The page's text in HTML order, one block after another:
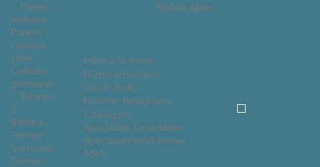
Rhône Alpes
Pâtes à la ferme
Bières artisanales
Jus de fruits
Huilerie Beaujolaise
Chataignes
Spécialités Lyonnaises
Spécialités ardéchoises
Miels
Paniers
cadeaux
Paniers
cadeaux
vides
Cadeaux
gourmands
Terrines
&
Rillettes
Terrines
lyonnaises
Terrines